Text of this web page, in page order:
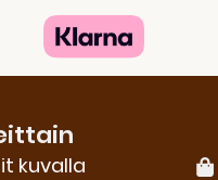
kuvalla